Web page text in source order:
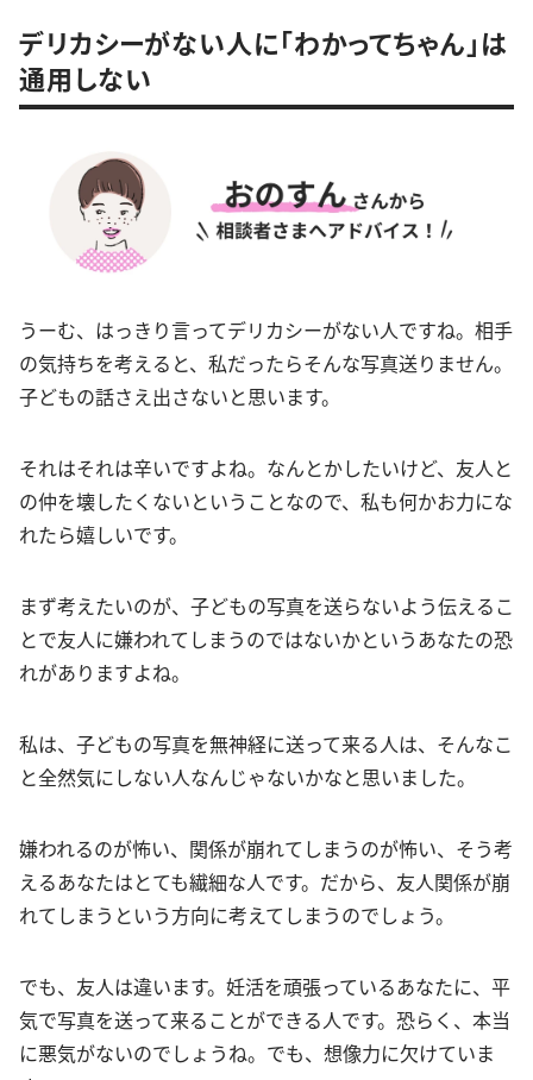
デリカシーがない人に「わかってちゃん」は
通用しない
うーむ、はっきり言ってデリカシーがない人ですね。相手
の気持ちを考えると、私だったらそんな写真送りません。
子どもの話さえ出さないと思います。
それはそれは辛いですよね。なんとかしたいけど、友人と
の仲を壊したくないということなので、私も何かお力にな
れたら嬉しいです。
まず考えたいのが、子どもの写真を送らないよう伝えるこ
とで友人に嫌われてしまうのではないかというあなたの恐
れがありますよね。
私は、子どもの写真を無神経に送って来る人は、そんなこ
と全然気にしない人なんじゃないかなと思いました。
嫌われるのが怖い、関係が崩れてしまうのが怖い、そう考
えるあなたはとても繊細な人です。だから、友人関係が崩
れてしまうという方向に考えてしまうのでしょう。
でも、友人は違います。妊活を頑張っているあなたに、平
気で写真を送って来ることができる人です。恐らく、本当
に悪気がないのでしょうね。でも、想像力に欠けていま